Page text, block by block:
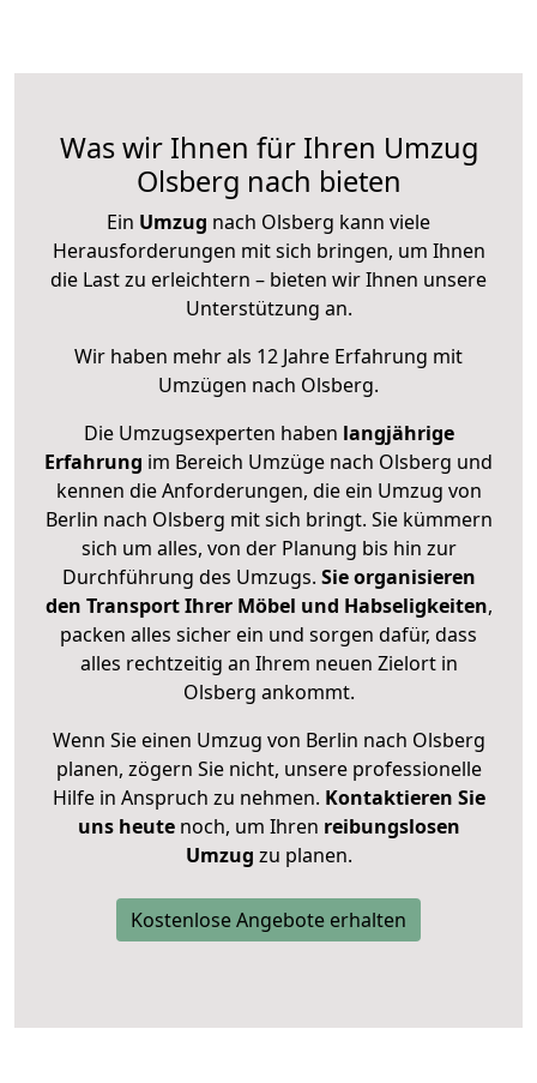
Was wir Ihnen für Ihren Umzug
Olsberg nach bieten
Ein Umzug nach Olsberg kann viele
Herausforderungen mit sich bringen, um Ihnen
die Last zu erleichtern – bieten wir Ihnen unsere
Unterstützung an.
Wir haben mehr als 12 Jahre Erfahrung mit
Umzügen nach Olsberg.
Die Umzugsexperten haben langjährige
Erfahrung im Bereich Umzüge nach Olsberg und
kennen die Anforderungen, die ein Umzug von
Berlin nach Olsberg mit sich bringt. Sie kümmern
sich um alles, von der Planung bis hin zur
Durchführung des Umzugs. Sie organisieren
den Transport Ihrer Möbel und Habseligkeiten,
packen alles sicher ein und sorgen dafür, dass
alles rechtzeitig an Ihrem neuen Zielort in
Olsberg ankommt.
Wenn Sie einen Umzug von Berlin nach Olsberg
planen, zögern Sie nicht, unsere professionelle
Hilfe in Anspruch zu nehmen. Kontaktieren Sie
uns heutenoch, um Ihren reibungslosen
Umzug zu planen.
Kostenlose Angebote erhalten